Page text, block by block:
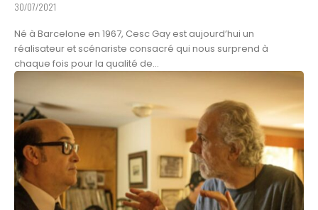
30/07/2021
Né à Barcelone en 1967, Cesc Gay est aujourd’hui un
réalisateur et scénariste consacré qui nous surprend à
chaque fois pour la qualité de...